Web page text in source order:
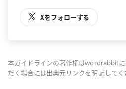
Xをフォローする
本ガイドラインの著作権はwordrabbit
だく場合には出典元リンクを明記してく